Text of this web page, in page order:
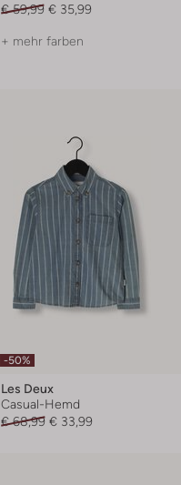
€ 59,99 € 35,99
+ mehr farben
-50%
Les Deux
Casual-Hemd
€ 68,99 € 33,99